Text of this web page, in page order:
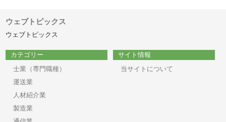
ウェブトピックス
ウェブトピックス
カテゴリー
士業（専門職種）
運送業
人材紹介業
製造業
サイト情報
当サイトについて